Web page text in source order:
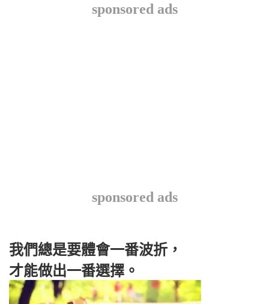
sponsored ads
sponsored ads
我們總是要體會一番波折，
才能做出一番選擇。